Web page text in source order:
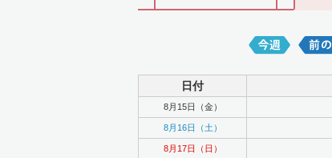
日付
8月15日（金）
8月16日（土）
8月17日（日）